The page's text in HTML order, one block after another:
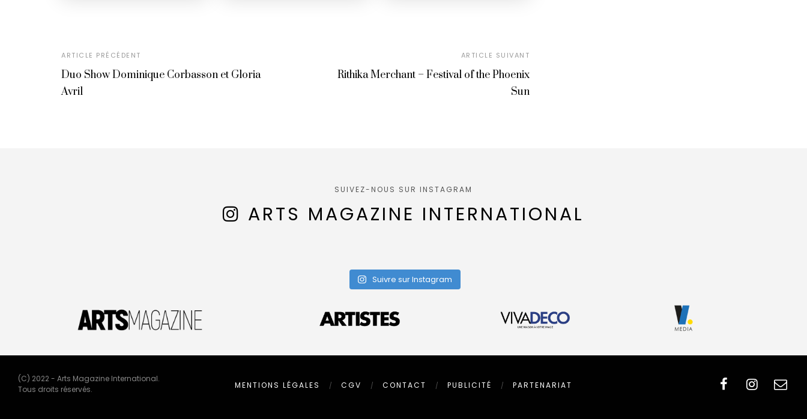
ARTICLE PRÉCÉDENT
Duo Show Dominique Corbasson et Gloria
Avril
ARTICLE SUIVANT
Rithika Merchant – Festival of the Phoenix
Sun
SUIVEZ-NOUS SUR INSTAGRAM
ARTS MAGAZINE INTERNATIONAL
Suivre sur Instagram
(C) 2022 - Arts Magazine International.
Tous droits réservés.
MENTIONS LÉGALES CGV CONTACT PUBLICITÉ PARTENARIAT